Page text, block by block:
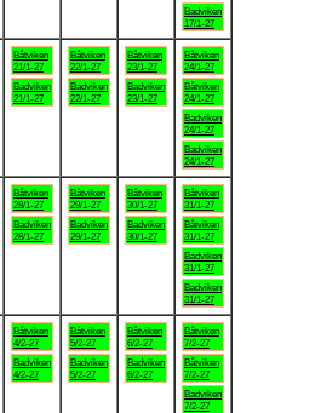
Badviken
17/1-27
Båtviken
21/1-27
Badviken
21/1-27
Båtviken
22/1-27
Badviken
22/1-27
Båtviken
23/1-27
Badviken
23/1-27
Båtviken
24/1-27
Båtviken
24/1-27
Badviken
24/1-27
Badviken
24/1-27
Båtviken
28/1-27
Badviken
28/1-27
Båtviken
29/1-27
Badviken
29/1-27
Båtviken
30/1-27
Badviken
30/1-27
Båtviken
31/1-27
Båtviken
31/1-27
Badviken
31/1-27
Badviken
31/1-27
Båtviken
4/2-27
Badviken
4/2-27
Båtviken
5/2-27
Badviken
5/2-27
Båtviken
6/2-27
Badviken
6/2-27
Båtviken
7/2-27
Båtviken
7/2-27
Badviken
7/2-27